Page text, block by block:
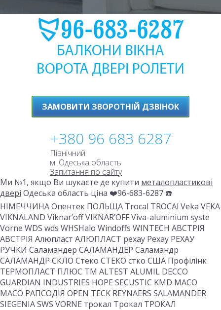
ЗАМОВИТИ ЗВОРОТНІЙ ДЗВІНОК
+380 96 683 6287
Північний
м. Одеська область
Запитання по сайту
Ми №1, якщо Ви шукаєте де купити металопластикові
двері Одеська область ціна ❤️96-683-6287 ☎️
НІМЕЧЧИНА Опентек ПОЛЬЩА Trocal TROCAl Veka VEKA
VIKNALAND Viknar’off VIKNAR’OFF Viva-aluminium syste
Vorne WDS wds WHSHalo Windoffs WINTECH АВСТРІЯ
АВСТРІЯ Алюпласт АЛЮПЛАСТ рехау Рехау РЕХАУ
РУЧКИ Саламандер САЛАМАНДЕР Саламандр
САЛАМАНДР СКЛО Стеко СТЕКО стко США Профілінк
ТЕРМОПЛАСТ ПЛЮС ТМ ALTEST ALUMIL DECCO
GUARDIAN INDUSTRIES HOPE SECUSTIC KMD MACO
MACO РАПСОДІЯ OPEN TECK REYNAERS SALAMANDER
SIEGENIA SWS VORNE трокал Трокал ТРОКАЛ